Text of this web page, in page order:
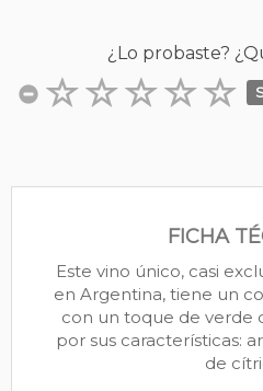
¿Lo probaste?
FICHA
Este vino único, casi
en Argentina, tiene un
con un toque de verde
por sus características:
de